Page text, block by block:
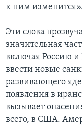
к ним изменится».
Эти слова
значительная
включая Россию и
ввести новые
развивающего
появления в
вызывает
всего, в США.